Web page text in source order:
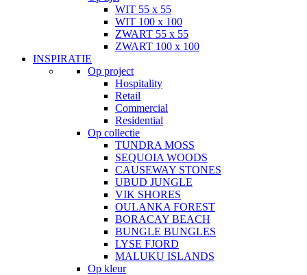
WIT 55 x 55
WIT 100 x 100
ZWART 55 x 55
ZWART 100 x 100
INSPIRATIE
Op project
Hospitality
Retail
Commercial
Residential
Op collectie
TUNDRA MOSS
SEQUOIA WOODS
CAUSEWAY STONES
UBUD JUNGLE
VIK SHORES
OULANKA FOREST
BORACAY BEACH
BUNGLE BUNGLES
LYSE FJORD
MALUKU ISLANDS
Op kleur